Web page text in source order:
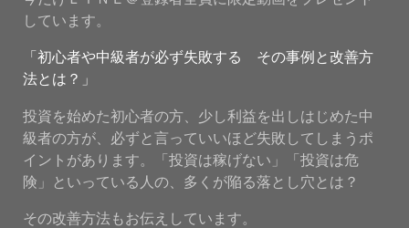
しています。
「初心者や中級者が必ず失敗する その事例と改善方
法とは？」
投資を始めた初心者の方、少し利益を出しはじめた中
級者の方が、必ずと言っていいほど失敗してしまうポ
イントがあります。「投資は稼げない」「投資は危
険」といっている人の、多くが陥る落とし穴とは？
その改善方法もお伝えしています。